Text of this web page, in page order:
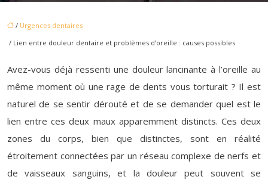
/ Urgences dentaires
/ Lien entre douleur dentaire et problèmes d’oreille : causes possibles
Avez-vous déjà ressenti une douleur lancinante à l’oreille au
même moment où une rage de dents vous torturait ? Il est
naturel de se sentir dérouté et de se demander quel est le
lien entre ces deux maux apparemment distincts. Ces deux
zones du corps, bien que distinctes, sont en réalité
étroitement connectées par un réseau complexe de nerfs et
de vaisseaux sanguins, et la douleur peut souvent se